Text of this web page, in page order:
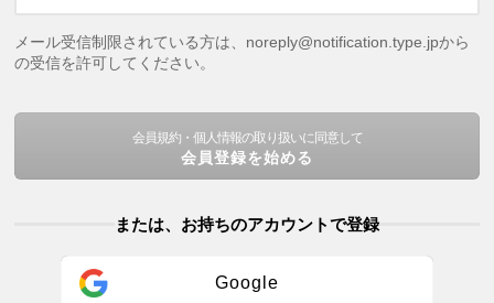
メール受信制限されている方は、noreply@notification.type.jpから
の受信を許可してください。
会員規約・個人情報の取り扱いに同意して
会員登録を始める
または、お持ちのアカウントで登録
Google